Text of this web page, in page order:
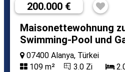
200.000 €
Maisonettewohnung
Swimming-Pool und
07400 Alanya, Türkei
109 m²
3.0 Zi